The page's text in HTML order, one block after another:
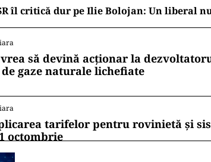
îl critică dur pe Ilie Bolojan: Un liberal
să devină acționar la
gaze naturale lichefiate
tarifelor pentru rovinietă și
octombrie